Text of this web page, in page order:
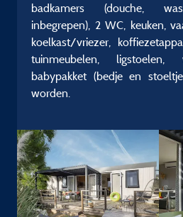
badkamers (douche,
inbegrepen), 2 WC, keuken,
koelkast/vriezer,
tuinmeubelen,
babypakket (bedje en
worden.